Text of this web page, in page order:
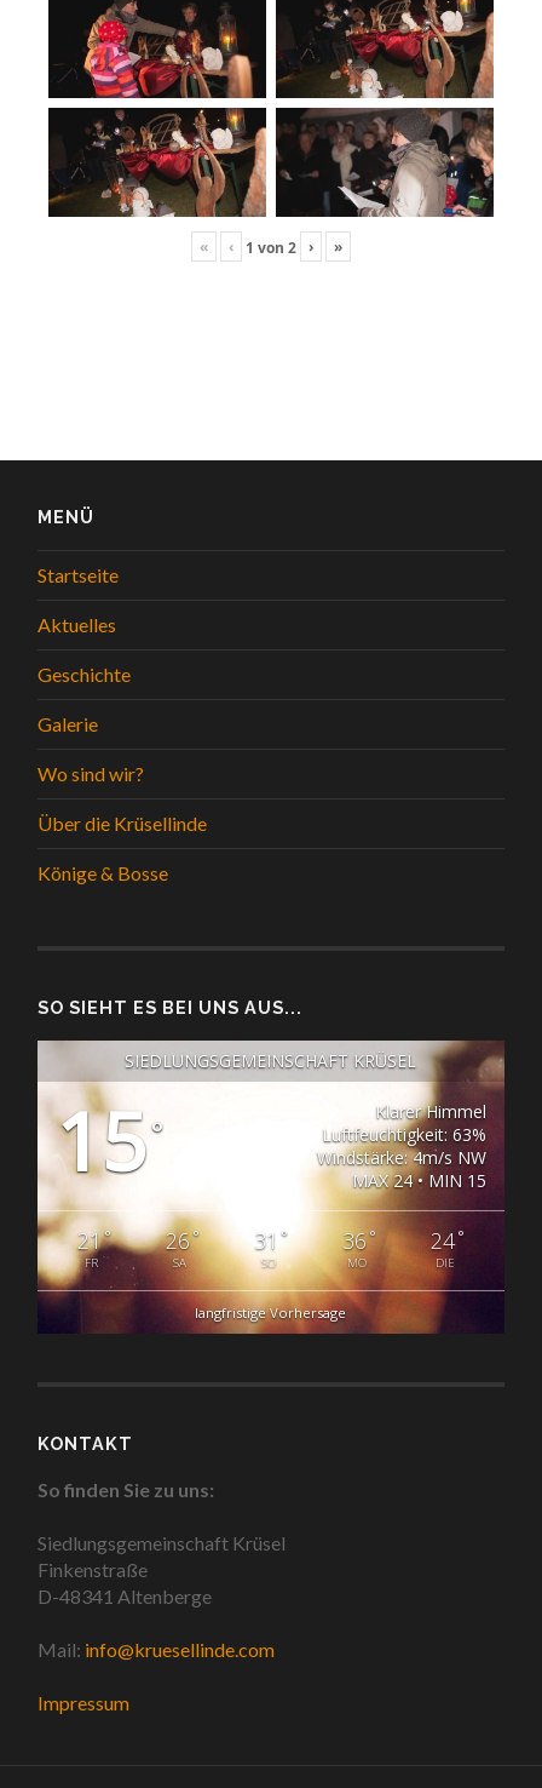
« ‹ 1 von 2 › »
MENÜ
Startseite
Aktuelles
Geschichte
Galerie
Wo sind wir?
Über die Krüsellinde
Könige & Bosse
SO SIEHT ES BEI UNS AUS...
SIEDLUNGSGEMEINSCHAFT KRÜSEL
15°
Klarer Himmel
Luftfeuchtigkeit: 63%
Windstärke: 4m/s NW
MAX 24 • MIN 15
21°
FR
26°
SA
31 °
SO
36°
MO
24 °
DIE
langfristige Vorhersage
KONTAKT
So finden Sie zu uns:
Siedlungsgemeinschaft Krüsel
Finkenstraße
D-48341 Altenberge
Mail: info@kruesellinde.com
Impressum